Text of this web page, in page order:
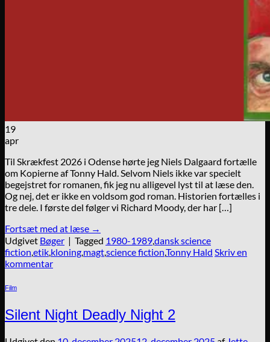
19
apr
Til Skrækfest 2026 i Odense hørte jeg Niels Dalgaard fortælle
om Kopierne af Tonny Hald. Selvom Niels ikke var specielt
begejstret for romanen, fik jeg nu alligevel lyst til at læse den.
Og nej, det er ikke en voldsom god roman. Historien fortælles i
tre dele. I første del følger vi Richard Moody, der har […]
Fortsæt med at læse →
Udgivet Bøger | Tagged 1980-1989,dansk science
fiction,etik,kloning,magt,science fiction,Tonny Hald Skriv en
kommentar
Film
Silent Night Deadly Night 2